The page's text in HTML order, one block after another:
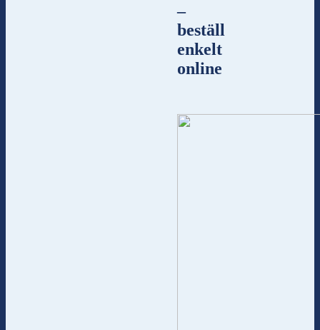
–
beställ
enkelt
online